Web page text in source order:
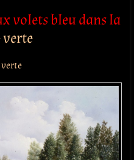
volets bleu dans la
verte